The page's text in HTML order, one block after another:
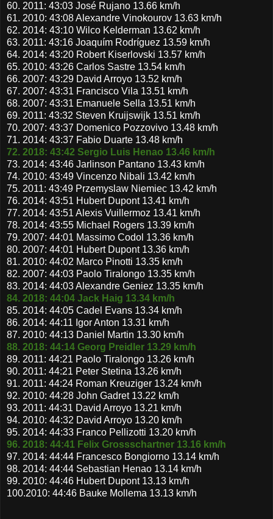
60. 2011: 43:03 José Rujano 13.66 km/h
61. 2010: 43:08 Alexandre Vinokourov 13.63 km/h
62. 2014: 43:10 Wilco Kelderman 13.62 km/h
63. 2011: 43:16 Joaquím Rodríguez 13.59 km/h
64. 2014: 43:20 Robert Kiserlovski 13.57 km/h
65. 2010: 43:26 Carlos Sastre 13.54 km/h
66. 2007: 43:29 David Arroyo 13.52 km/h
67. 2007: 43:31 Francisco Vila 13.51 km/h
68. 2007: 43:31 Emanuele Sella 13.51 km/h
69. 2011: 43:32 Steven Kruijswijk 13.51 km/h
70. 2007: 43:37 Domenico Pozzovivo 13.48 km/h
71. 2014: 43:37 Fabio Duarte 13.48 km/h
72. 2018: 43:42 Sergio Luis Henao 13.46 km/h
73. 2014: 43:46 Jarlinson Pantano 13.43 km/h
74. 2010: 43:49 Vincenzo Nibali 13.42 km/h
75. 2011: 43:49 Przemyslaw Niemiec 13.42 km/h
76. 2014: 43:51 Hubert Dupont 13.41 km/h
77. 2014: 43:51 Alexis Vuillermoz 13.41 km/h
78. 2014: 43:55 Michael Rogers 13.39 km/h
79. 2007: 44:01 Massimo Codol 13.36 km/h
80. 2007: 44:01 Hubert Dupont 13.36 km/h
81. 2010: 44:02 Marco Pinotti 13.35 km/h
82. 2007: 44:03 Paolo Tiralongo 13.35 km/h
83. 2014: 44:03 Alexandre Geniez 13.35 km/h
84. 2018: 44:04 Jack Haig 13.34 km/h
85. 2014: 44:05 Cadel Evans 13.34 km/h
86. 2014: 44:11 Igor Anton 13.31 km/h
87. 2010: 44:13 Daniel Martin 13.30 km/h
88. 2018: 44:14 Georg Preidler 13.29 km/h
89. 2011: 44:21 Paolo Tiralongo 13.26 km/h
90. 2011: 44:21 Peter Stetina 13.26 km/h
91. 2011: 44:24 Roman Kreuziger 13.24 km/h
92. 2010: 44:28 John Gadret 13.22 km/h
93. 2011: 44:31 David Arroyo 13.21 km/h
94. 2010: 44:32 David Arroyo 13.20 km/h
95. 2014: 44:33 Franco Pellizotti 13.20 km/h
96. 2018: 44:41 Felix Grossschartner 13.16 km/h
97. 2014: 44:44 Francesco Bongiorno 13.14 km/h
98. 2014: 44:44 Sebastian Henao 13.14 km/h
99. 2010: 44:46 Hubert Dupont 13.13 km/h
100.2010: 44:46 Bauke Mollema 13.13 km/h